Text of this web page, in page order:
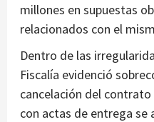
millones en supuestas
relacionados con el
Dentro de las
Fiscalía evidenció
cancelación del
con actas de entrega se